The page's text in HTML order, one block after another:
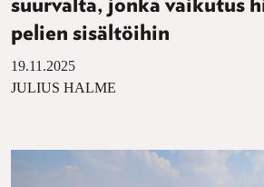
suurvalta, jonka vaikutus
pelien sisältöihin
19.11.2025
JULIUS HALME